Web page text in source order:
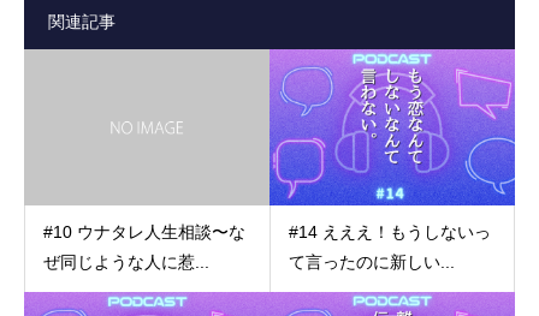
関連記事
#10 ウナタレ人生相談〜な
ぜ同じような人に惹...
#14 えええ！もうしないっ
て言ったのに新しい...